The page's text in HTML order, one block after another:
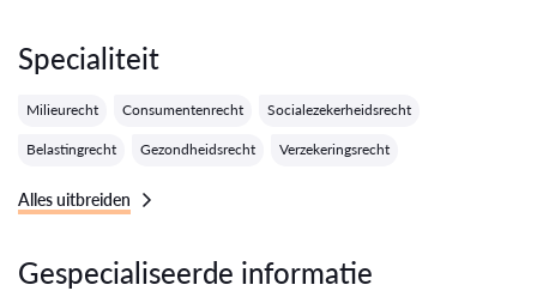
Specialiteit
Milieurecht Consumentenrecht Socialezekerheidsrecht
Belastingrecht Gezondheidsrecht Verzekeringsrecht
Alles uitbreiden
Gespecialiseerde informatie